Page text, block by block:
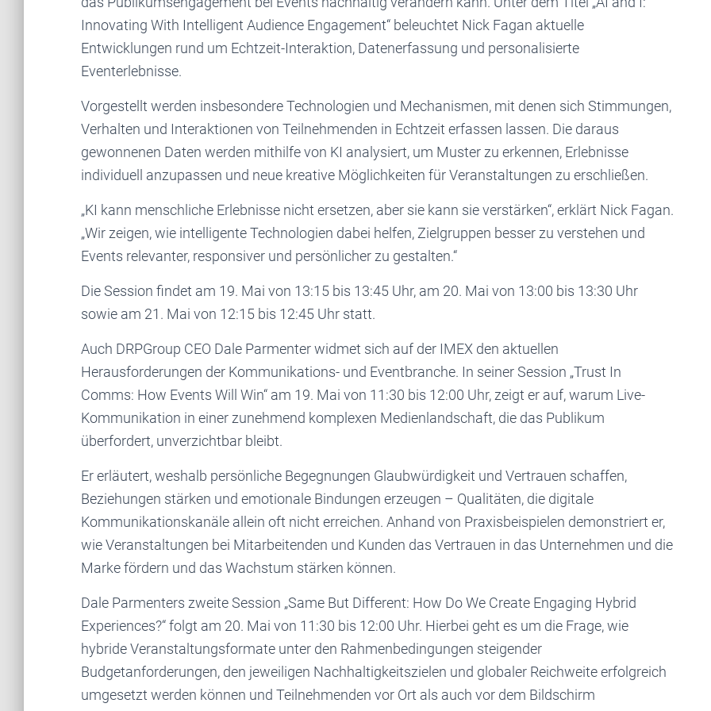
Innovating With Intelligent Audience Engagement“ beleuchtet Nick Fagan aktuelle
Entwicklungen rund um Echtzeit-Interaktion, Datenerfassung und personalisierte
Eventerlebnisse.
Vorgestellt werden insbesondere Technologien und Mechanismen, mit denen sich Stimmungen,
Verhalten und Interaktionen von Teilnehmenden in Echtzeit erfassen lassen. Die daraus
gewonnenen Daten werden mithilfe von KI analysiert, um Muster zu erkennen, Erlebnisse
individuell anzupassen und neue kreative Möglichkeiten für Veranstaltungen zu erschließen.
„KI kann menschliche Erlebnisse nicht ersetzen, aber sie kann sie verstärken“, erklärt Nick Fagan.
„Wir zeigen, wie intelligente Technologien dabei helfen, Zielgruppen besser zu verstehen und
Events relevanter, responsiver und persönlicher zu gestalten.“
Die Session findet am 19. Mai von 13:15 bis 13:45 Uhr, am 20. Mai von 13:00 bis 13:30 Uhr
sowie am 21. Mai von 12:15 bis 12:45 Uhr statt.
Auch DRPGroup CEO Dale Parmenter widmet sich auf der IMEX den aktuellen
Herausforderungen der Kommunikations- und Eventbranche. In seiner Session „Trust In
Comms: How Events Will Win“ am 19. Mai von 11:30 bis 12:00 Uhr, zeigt er auf, warum Live-
Kommunikation in einer zunehmend komplexen Medienlandschaft, die das Publikum
überfordert, unverzichtbar bleibt.
Er erläutert, weshalb persönliche Begegnungen Glaubwürdigkeit und Vertrauen schaffen,
Beziehungen stärken und emotionale Bindungen erzeugen – Qualitäten, die digitale
Kommunikationskanäle allein oft nicht erreichen. Anhand von Praxisbeispielen demonstriert er,
wie Veranstaltungen bei Mitarbeitenden und Kunden das Vertrauen in das Unternehmen und die
Marke fördern und das Wachstum stärken können.
Dale Parmenters zweite Session „Same But Different: How Do We Create Engaging Hybrid
Experiences?“ folgt am 20. Mai von 11:30 bis 12:00 Uhr. Hierbei geht es um die Frage, wie
hybride Veranstaltungsformate unter den Rahmenbedingungen steigender
Budgetanforderungen, den jeweiligen Nachhaltigkeitszielen und globaler Reichweite erfolgreich
umgesetzt werden können und Teilnehmenden vor Ort als auch vor dem Bildschirm